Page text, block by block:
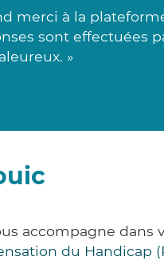
merci à la
sont effectuées
»
accompagne dans
du Handicap